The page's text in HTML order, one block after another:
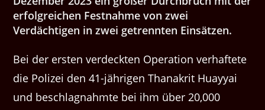
erfolgreichen Festnahme von zwei
Verdächtigen in zwei getrennten Einsätzen.
Bei der ersten verdeckten Operation verhaftete
die Polizei den 41-jährigen Thanakrit Huayyai
und beschlagnahmte bei ihm über 20,000